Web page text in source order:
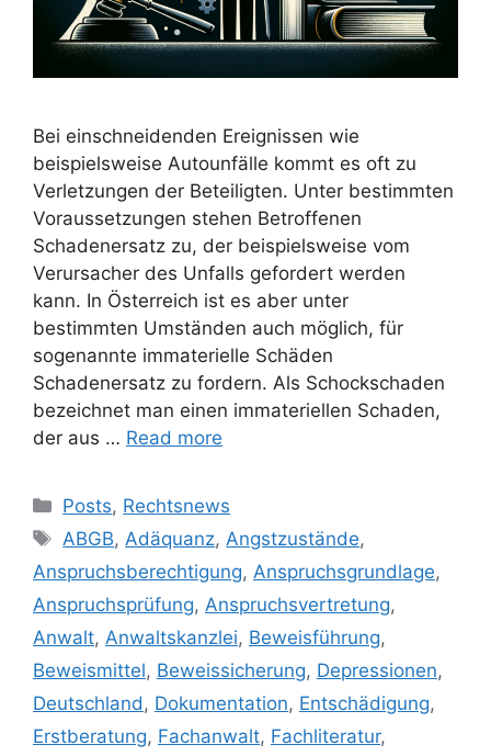
Bei einschneidenden Ereignissen wie
beispielsweise Autounfälle kommt es oft zu
Verletzungen der Beteiligten. Unter bestimmten
Voraussetzungen stehen Betroffenen
Schadenersatz zu, der beispielsweise vom
Verursacher des Unfalls gefordert werden
kann. In Österreich ist es aber unter
bestimmten Umständen auch möglich, für
sogenannte immaterielle Schäden
Schadenersatz zu fordern. Als Schockschaden
bezeichnet man einen immateriellen Schaden,
der aus … Read more
Posts, Rechtsnews
ABGB, Adäquanz, Angstzustände,
Anspruchsberechtigung, Anspruchsgrundlage,
Anspruchsprüfung, Anspruchsvertretung,
Anwalt, Anwaltskanzlei, Beweisführung,
Beweismittel, Beweissicherung, Depressionen,
Deutschland , Dokumentation, Entschädigung,
Erstberatung, Fachanwalt, Fachliteratur,